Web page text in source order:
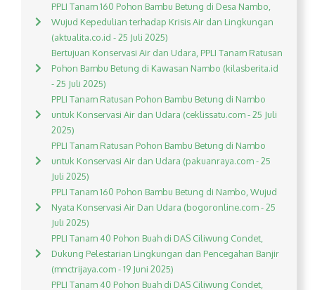
PPLI Tanam 160 Pohon Bambu Betung di Desa Nambo,
Wujud Kepedulian terhadap Krisis Air dan Lingkungan
(aktualita.co.id - 25 Juli 2025)
Bertujuan Konservasi Air dan Udara, PPLI Tanam Ratusan
Pohon Bambu Betung di Kawasan Nambo (kilasberita.id
- 25 Juli 2025)
PPLI Tanam Ratusan Pohon Bambu Betung di Nambo
untuk Konservasi Air dan Udara (ceklissatu.com - 25 Juli
2025)
PPLI Tanam Ratusan Pohon Bambu Betung di Nambo
untuk Konservasi Air dan Udara (pakuanraya.com - 25
Juli 2025)
PPLI Tanam 160 Pohon Bambu Betung di Nambo, Wujud
Nyata Konservasi Air Dan Udara (bogoronline.com - 25
Juli 2025)
PPLI Tanam 40 Pohon Buah di DAS Ciliwung Condet,
Dukung Pelestarian Lingkungan dan Pencegahan Banjir
(mnctrijaya.com - 19 Juni 2025)
PPLI Tanam 40 Pohon Buah di DAS Ciliwung Condet,